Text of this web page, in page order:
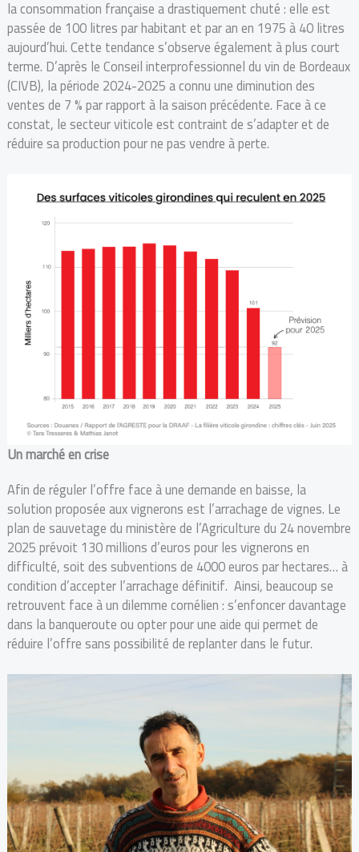
la consommation française a drastiquement chuté : elle est
passée de 100 litres par habitant et par an en 1975 à 40 litres
aujourd’hui. Cette tendance s’observe également à plus court
terme. D’après le Conseil interprofessionnel du vin de Bordeaux
(CIVB), la période 2024-2025 a connu une diminution des
ventes de 7 % par rapport à la saison précédente. Face à ce
constat, le secteur viticole est contraint de s’adapter et de
réduire sa production pour ne pas vendre à perte.
Un marché en crise
Afin de réguler l’offre face à une demande en baisse, la
solution proposée aux vignerons est l’arrachage de vignes. Le
plan de sauvetage du ministère de l’Agriculture du 24 novembre
2025 prévoit 130 millions d’euros pour les vignerons en
difficulté, soit des subventions de 4000 euros par hectares… à
condition d’accepter l’arrachage définitif. Ainsi, beaucoup se
retrouvent face à un dilemme cornélien : s’enfoncer davantage
dans la banqueroute ou opter pour une aide qui permet de
réduire l’offre sans possibilité de replanter dans le futur.